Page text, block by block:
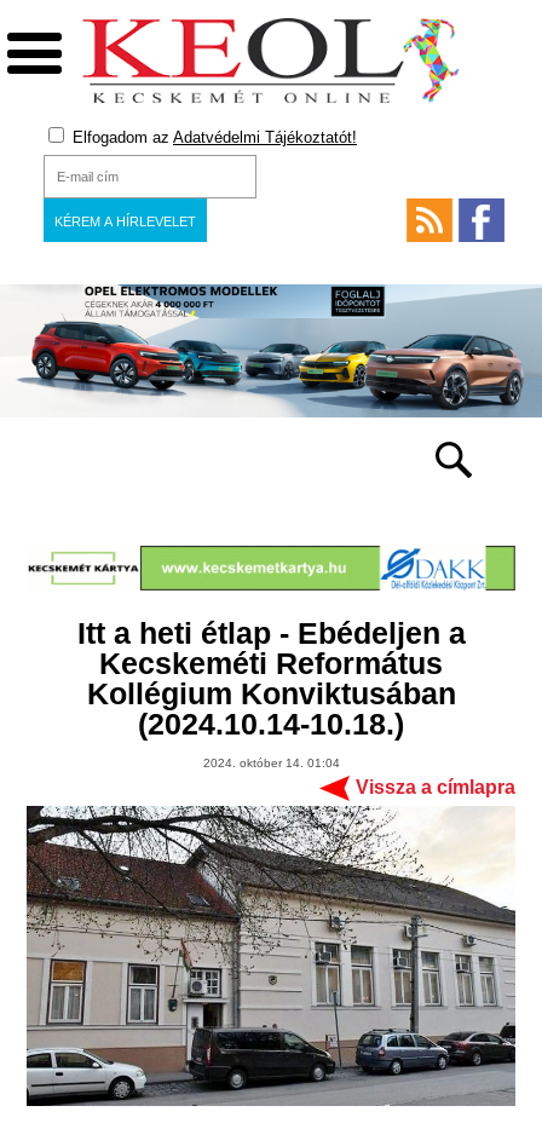
Elfogadom az Adatvédelmi Tájékoztatót!
Itt a heti étlap - Ebédeljen a
Kecskeméti Református
Kollégium Konviktusában
(2024.10.14-10.18.)
2024. október 14. 01:04
Vissza a címlapra